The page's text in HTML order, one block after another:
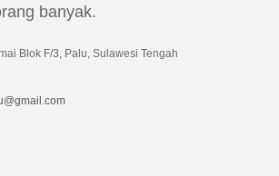
banyak.
Blok F/3, Palu, Sulawesi Tengah